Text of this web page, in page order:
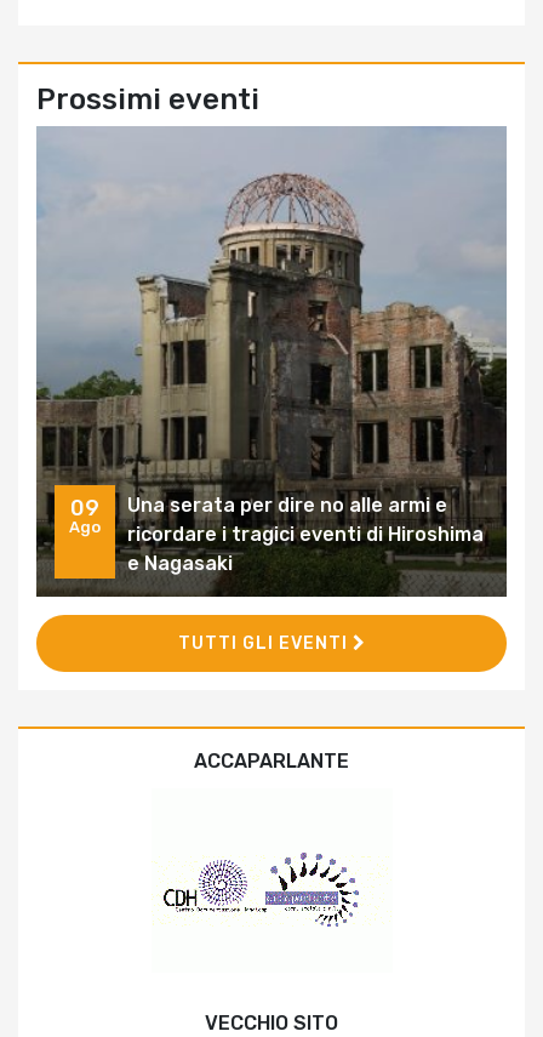
Prossimi eventi
09
Ago
Una serata per dire no alle armi e
ricordare i tragici eventi di Hiroshima
e Nagasaki
TUTTI GLI EVENTI
ACCAPARLANTE
VECCHIO SITO